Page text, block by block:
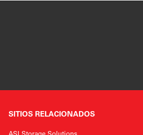
SITIOS RELACIONADOS
ASI Storage Solutions